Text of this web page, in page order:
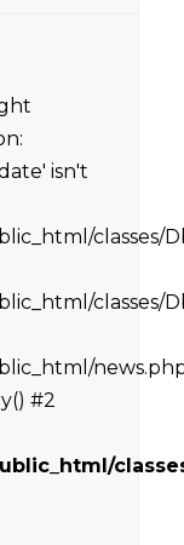
isn't
classes/
classes/
#2